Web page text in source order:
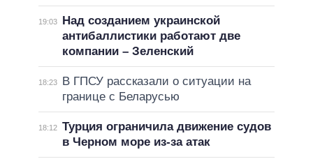
19:03
Над созданием украинской
антибаллистики работают две
компании – Зеленский
18:23
В ГПСУ рассказали о ситуации на
границе с Беларусью
18:12 Турция ограничила движение судов
в Черном море из-за атак